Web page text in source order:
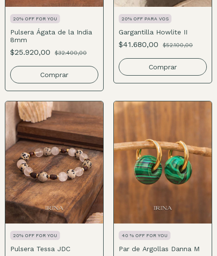
20% OFF FOR YOU
Pulsera Ágata de la India
8mm
$25.920,00 $32.400,00
Comprar
20% OFF PARA VOS
Gargantilla Howlite II
$41.680,00 $52.100,00
Comprar
20% OFF FOR YOU
Pulsera Tessa JDC
40 % OFF FOR YOU
Par de Argollas Danna M